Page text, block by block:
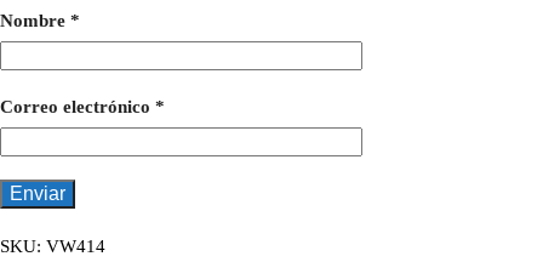
Nombre *
Correo electrónico *
SKU: VW414